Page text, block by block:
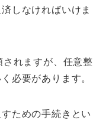
しなければいけま
れますが、任意整
必要があります。
ための手続きとい